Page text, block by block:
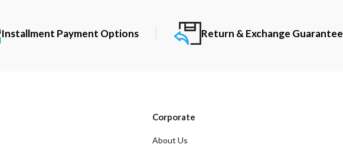
Installment Payment Options Return & Exchange Guarantee
Corporate
About Us